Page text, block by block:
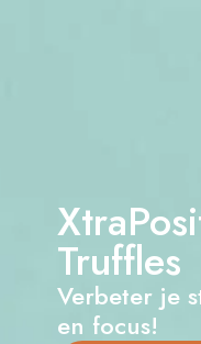
Truffles
Verbeter je
en focus!